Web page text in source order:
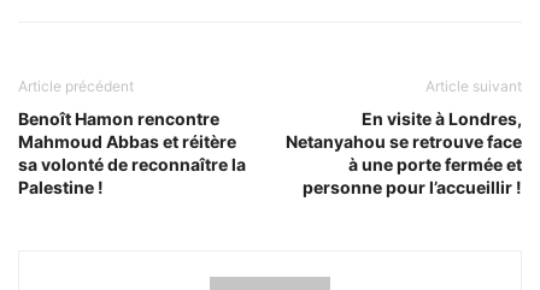
Article précédent
Benoît Hamon rencontre
Mahmoud Abbas et réitère
sa volonté de reconnaître la
Palestine !
Article suivant
En visite à Londres,
Netanyahou se retrouve face
à une porte fermée et
personne pour l’accueillir !